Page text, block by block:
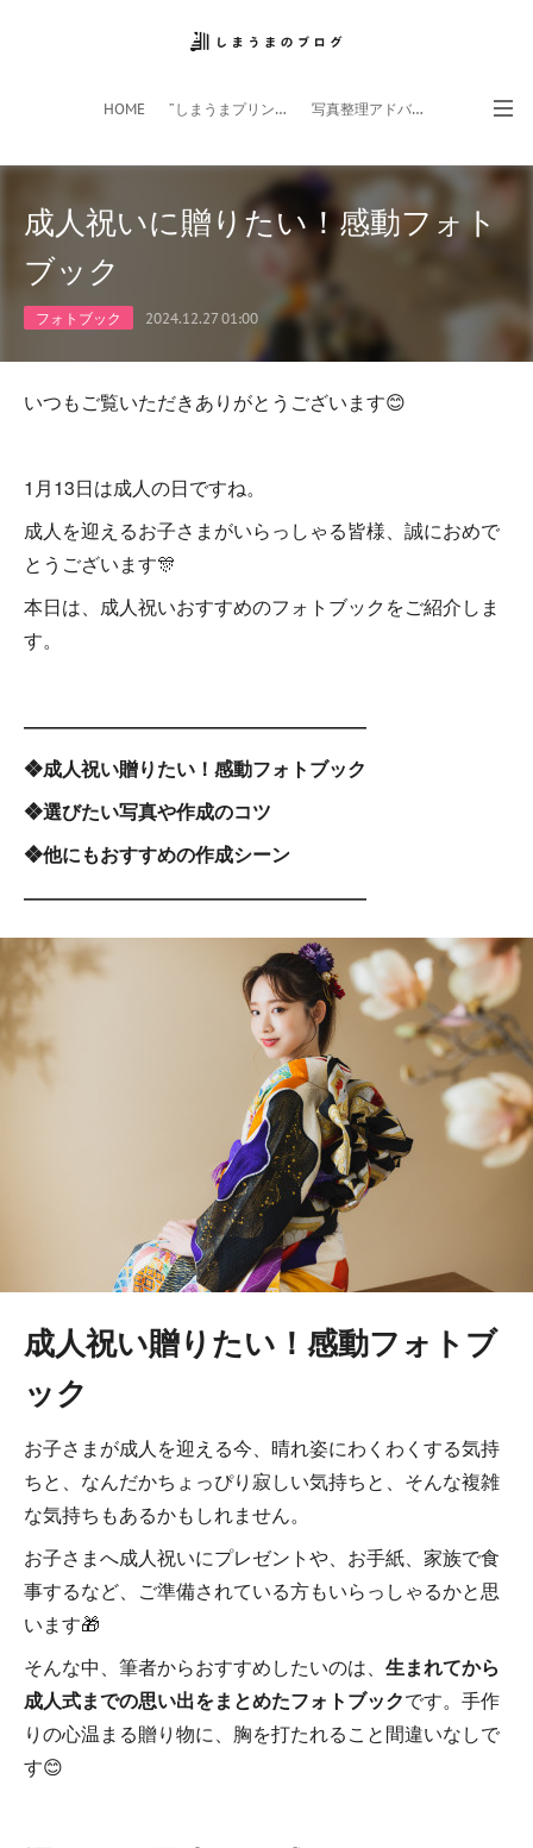
HOME ”しまうまプリント”サイト 写真整理アドバイザー
フォトライフ応援団 スマホアプリ
成人祝いに贈りたい！感動フォト
ブック
フォトブック 2024.12.27 01:00
いつもご覧いただきありがとうございます😊
1月13日は成人の日ですね。
成人を迎えるお子さまがいらっしゃる皆様、誠におめで
とうございます🎊
本日は、成人祝いおすすめのフォトブックをご紹介しま
す。
――――――――――――――――――
❖成人祝い贈りたい！感動フォトブック
❖選びたい写真や作成のコツ
❖他にもおすすめの作成シーン
――――――――――――――――――
成人祝い贈りたい！感動フォトブ
ック
お子さまが成人を迎える今、晴れ姿にわくわくする気持
ちと、なんだかちょっぴり寂しい気持ちと、そんな複雑
な気持ちもあるかもしれません。
お子さまへ成人祝いにプレゼントや、お手紙、家族で食
事するなど、ご準備されている方もいらっしゃるかと思
います🎁
そんな中、筆者からおすすめしたいのは、 生まれてから
成人式までの思い出をまとめたフォトブックです。手作
りの心温まる贈り物に、胸を打たれること間違いなしで
す😊